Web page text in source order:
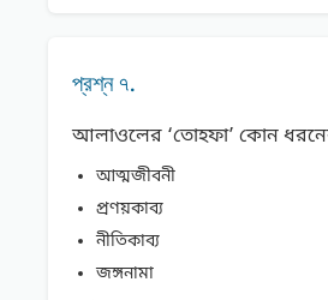
প্রশ্ন ৭.
আলাওলের ‘তােহফা’ কোন
আত্মজীবনী
প্রণয়কাব্য
নীতিকাব্য
জঙ্গনামা